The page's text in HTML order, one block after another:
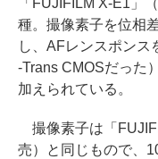
種。撮像素子を位相
し、AFレンスポンス
-Trans CMOSだった
加えられている。
撮像素子は「
売）と同じもので、